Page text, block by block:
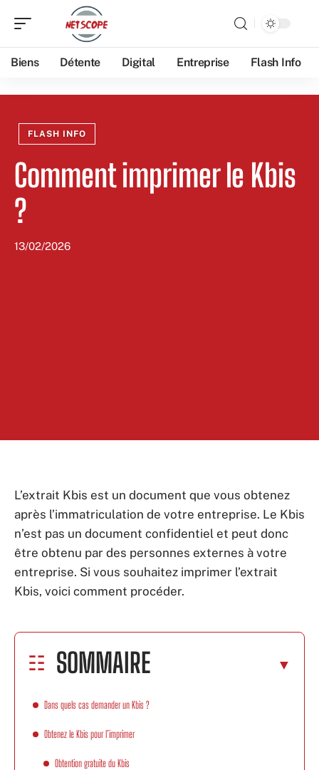
Biens Détente Digital Entreprise Flash Info
FLASH INFO
Comment imprimer le Kbis
?
13/02/2026
L’extrait Kbis est un document que vous obtenez
après l’immatriculation de votre entreprise. Le Kbis
n’est pas un document confidentiel et peut donc
être obtenu par des personnes externes à votre
entreprise. Si vous souhaitez imprimer l’extrait
Kbis, voici comment procéder.
SOMMAIRE
Dans quels cas demander un Kbis ?
Obtenez le Kbis pour l’imprimer
Obtention gratuite du Kbis